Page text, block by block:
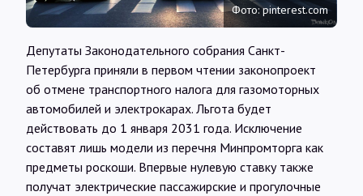
О нас
@Infotek_Russia
Фото: pinterest.com
Депутаты Законодательного собрания Санкт-
Петербурга приняли в первом чтении законопроект
об отмене транспортного налога для газомоторных
автомобилей и электрокарах. Льгота будет
действовать до 1 января 2031 года. Исключение
составят лишь модели из перечня Минпромторга как
предметы роскоши. Впервые нулевую ставку также
получат электрические пассажирские и прогулочные